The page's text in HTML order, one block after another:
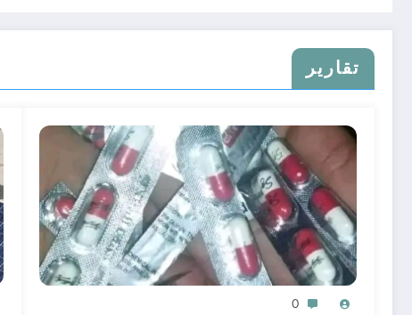
تقارير
0